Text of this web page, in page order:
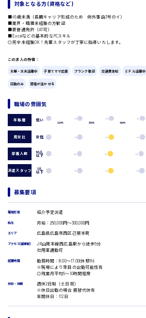
製造・軽作業・物流系
製造オペレーター
検品・包装・箱詰め
看護助手
看護師
オフィスワーク系
貿易事務
コールセンターオペレーター
総務事務
経理事務
営業事務
受付事務
翻訳、通訳
IT・クリエイティブ系
DTPオペレーター
CADオペレーター
WEBデザイナー
広島市中区
広島市南区
広島市佐伯区
広島市安佐南区
広島市安佐北区
時給1200円～
時給1300円～
時給1500円以上
対象となる方 (資格など)
■45歳未満（長期キャリア形成のため 例外事由3号のイ）
■業界・職種未経験の方歓迎
■要普通免許（AT可）
■Excelなどの基本的なPCスキル
◎完全未経験OK！先輩スタッフが丁寧に指導いたします。
この求人の特徴：
主婦・主夫活躍中 子育てママ応援 ブランク歓迎 交通費支給 ミドル活躍中
日勤のみ 資格が活かせる
職場の雰囲気
年齢層 低い
20代 30代 40代
男女比 女性
部署人数 10人
以下
派遣スタッフ 1人
以下
募集要項
雇用形態 紹介予定派遣
給与 月給：250,000円～300,000円
エリア 広島県広島市西区己斐本町
アクセス(最寄駅)
JR山陽本線西広島駅から徒歩5分
社用車通勤可
就業時間
勤務時間：8:00〜17:00(休憩1h)
※現場により早目の出勤可能性有
◎残業月平均5〜10時間程度
休日・休暇
週休2日制（土日祝）
※休日出勤の場合 振替代休有
年間休日：112日